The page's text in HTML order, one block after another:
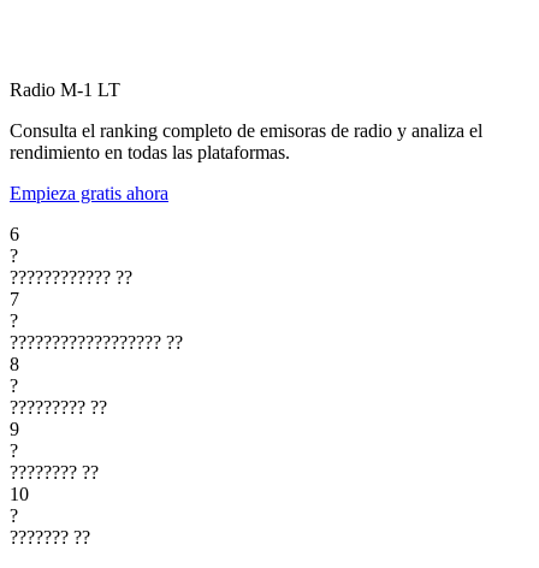
Radio M-1 LT
Consulta el ranking completo de emisoras de radio y analiza el
rendimiento en todas las plataformas.
Empieza gratis ahora
6
?
???????????? ??
7
?
?????????????????? ??
8
?
????????? ??
9
?
???????? ??
10
?
??????? ??